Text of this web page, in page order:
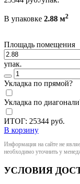
В упаковке 2.88 м2
Площадь помещения
упак.
Укладка по прямой?
Укладка по
ИТОГ: 25344 руб.
В корзину
Информация на сайте не
необходимо уточнить у
УСЛОВИЯ